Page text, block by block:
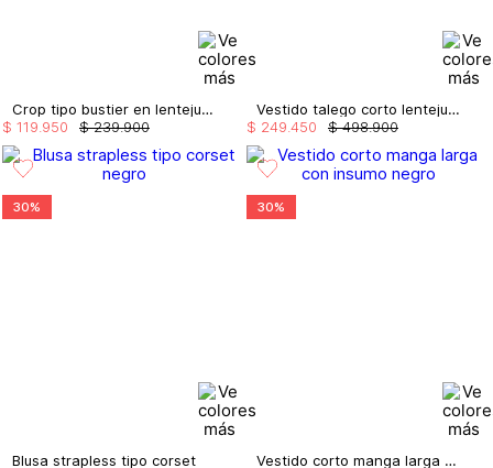
Crop tipo bustier en lentejuela
$ 239.900
$ 119.950
Vestido talego corto lentejuelas
$ 498.900
$ 249.450
30%
Blusa strapless tipo corset
30%
Vestido corto manga larga con insumo